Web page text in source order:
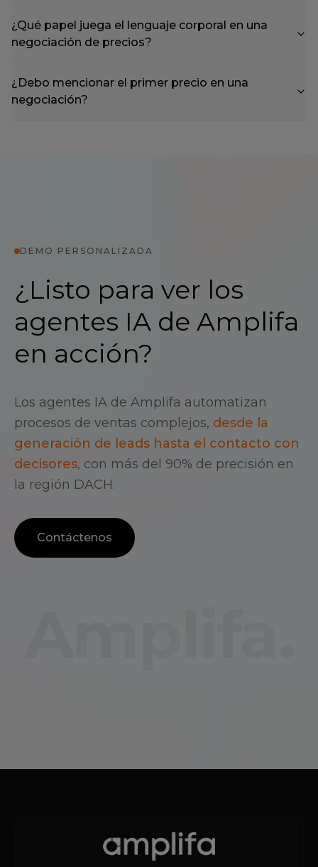
¿Qué papel juega el lenguaje corporal en una
negociación de precios?
¿Debo mencionar el primer precio en una
negociación?
DEMO PERSONALIZADA
¿Listo para ver los
agentes IA de Amplifa
en acción?
Los agentes IA de Amplifa automatizan
procesos de ventas complejos, desde la
generación de leads hasta el contacto con
decisores, con más del 90% de precisión en
la región DACH.
Contáctenos